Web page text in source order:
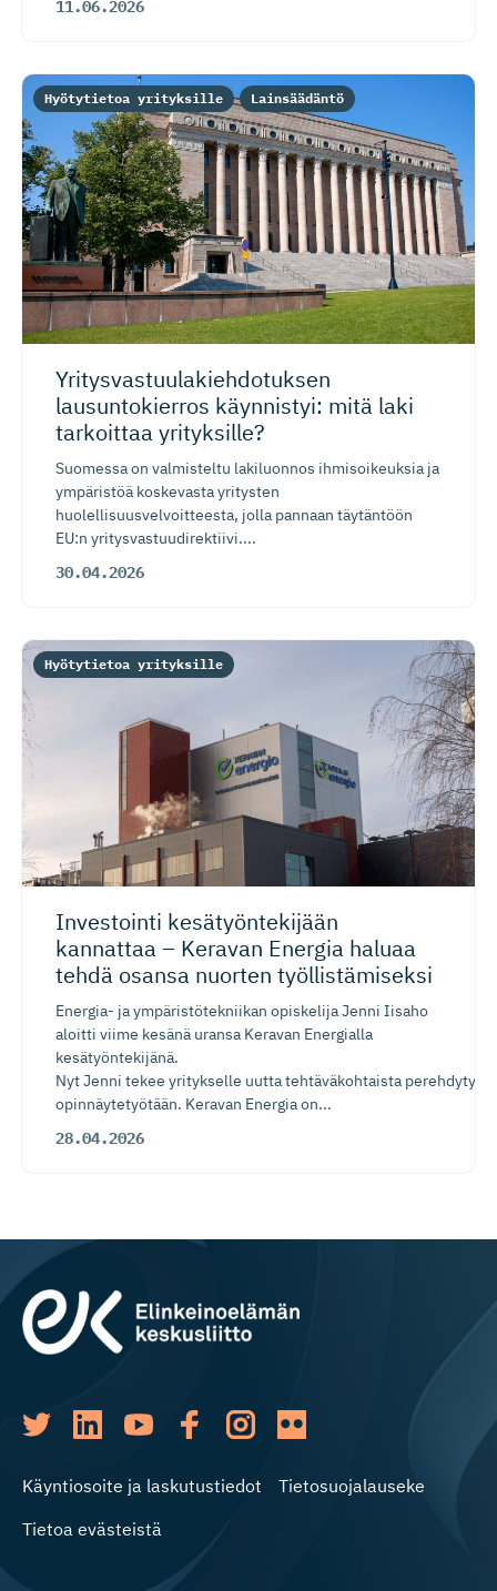
11.06.2026
Yritysvas­tuu­la­kieh­do­tuksen
lausuntokierros käynnistyi: mitä laki
tarkoittaa yrityksille?
Suomessa on valmisteltu lakiluonnos ihmisoikeuksia ja
ympäristöä koskevasta yritysten
huolellisuusvelvoitteesta, jolla pannaan täytäntöön
EU:n yritysvastuudirektiivi....
30.04.2026
Hyötytietoa yrityksille Lainsäädäntö
Investointi kesätyönte­kijään
kannattaa – Keravan Energia haluaa
tehdä osansa nuorten työllistä­miseksi
Energia- ja ympäristötekniikan opiskelija Jenni Iisaho
aloitti viime kesänä uransa Keravan Energialla
kesätyöntekijänä.
Nyt Jenni tekee yritykselle uutta tehtäväkohtaista
opinnäytetyötään. Keravan Energia on...
28.04.2026
Hyötytietoa yrityksille
Käyntiosoite ja laskutustiedot
Tietosuojalauseke
Tietoa evästeistä